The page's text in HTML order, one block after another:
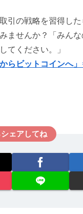
引の戦略を習得し
ませんか？「みん
てください。」
からビットコインへ
ェアしてね